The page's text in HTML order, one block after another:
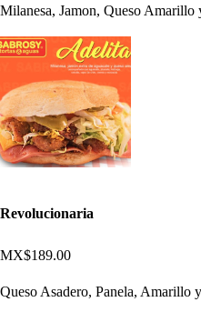
Milanesa, Jamon, Queso Amarillo
Revolucionaria
MX$189.00
Queso Asadero, Panela, Amarillo